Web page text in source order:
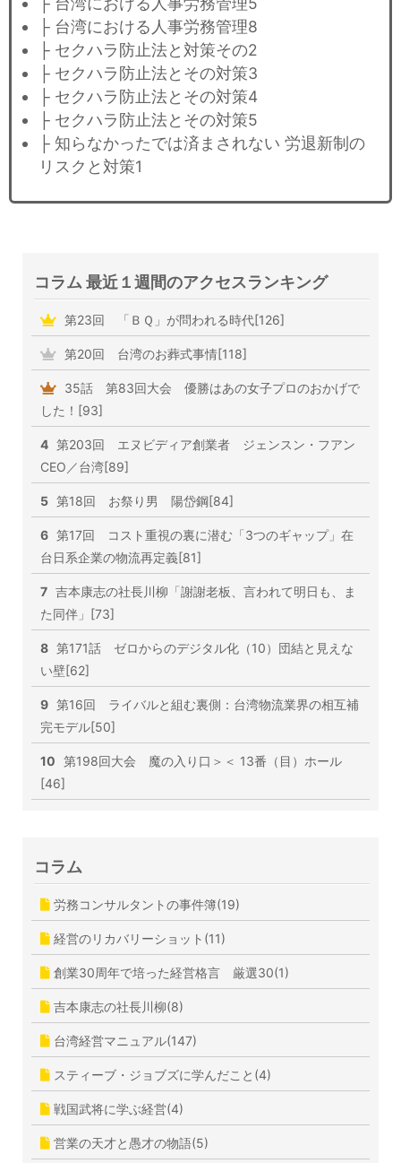
├ 台湾における人事労務管理8
├ セクハラ防止法と対策その2
├ セクハラ防止法とその対策3
├ セクハラ防止法とその対策4
├ セクハラ防止法とその対策5
├ 知らなかったでは済まされない 労退新制の
リスクと対策1
コラム 最近１週間のアクセスランキング
第23回 「ＢＱ」が問われる時代[126]
第20回 台湾のお葬式事情[118]
35話 第83回大会 優勝はあの女子プロのおかげで
した！[93]
4 第203回 エヌビディア創業者 ジェンスン・フアン
CEO／台湾[89]
5 第18回 お祭り男 陽岱鋼[84]
6 第17回 コスト重視の裏に潜む「3つのギャップ」在
台日系企業の物流再定義[81]
7 吉本康志の社長川柳「謝謝老板、言われて明日も、ま
た同伴」[73]
8 第171話 ゼロからのデジタル化（10）団結と見えな
い壁[62]
9 第16回 ライバルと組む裏側：台湾物流業界の相互補
完モデル[50]
10 第198回大会 魔の入り口＞＜ 13番（目）ホール
[46]
コラム
労務コンサルタントの事件簿(19)
経営のリカバリーショット(11)
創業30周年で培った経営格言 厳選30(1)
吉本康志の社長川柳(8)
台湾経営マニュアル(147)
スティーブ・ジョブズに学んだこと(4)
戦国武将に学ぶ経営(4)
営業の天才と愚才の物語(5)